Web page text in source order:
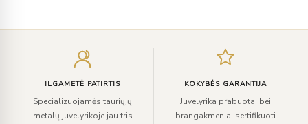
ILGAMETĖ PATIRTIS
Specializuojamės tauriųjų
metalų juvelyrikoje jau tris
KOKYBĖS GARANTIJA
Juvelyrika prabuota, bei
brangakmeniai sertifikuoti